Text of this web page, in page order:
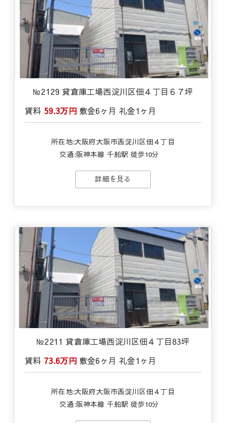
№2129 貸倉庫工場西淀川区佃４丁目６７坪
賃料 59.3万円 敷金6ヶ月 礼金1ヶ月
所在地:大阪府大阪市西淀川区佃４丁目
交通:阪神本線 千船駅 徒歩10分
詳細を見る
№2211 貸倉庫工場西淀川区佃４丁目83坪
賃料 73.6万円 敷金6ヶ月 礼金1ヶ月
所在地:大阪府大阪市西淀川区佃４丁目
交通:阪神本線 千船駅 徒歩10分